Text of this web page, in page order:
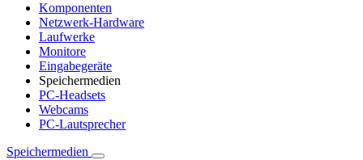
Komponenten
Netzwerk-Hardware
Laufwerke
Monitore
Eingabegeräte
Speichermedien
PC-Headsets
Webcams
PC-Lautsprecher
Speichermedien